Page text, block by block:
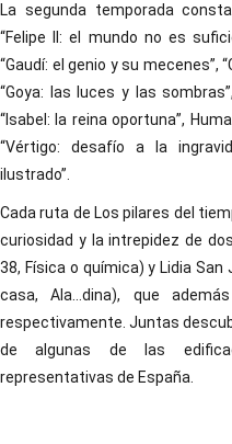
La segunda temporada
“Felipe II: el mundo no es
“Gaudí: el genio y su mecenes”,
“Goya: las luces y las
“Isabel: la reina oportuna”,
“Vértigo: desafío a la
ilustrado”.
Cada ruta de Los pilares del
curiosidad y la intrepidez de
38, Física o química) y Lidia
casa, Ala…dina), que
respectivamente. Juntas
de algunas de las
representativas de España.